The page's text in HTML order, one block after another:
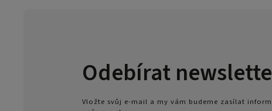
Odebírat
Vložte svůj e-mail a my vám budeme zasílat